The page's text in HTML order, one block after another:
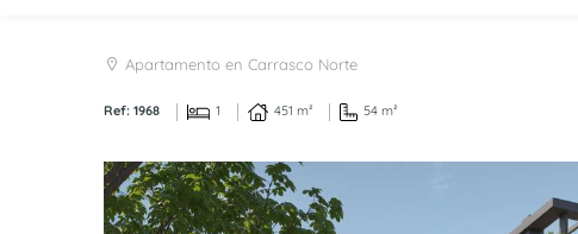
Apartamento en Carrasco Norte
Ref: 1968 1 451 m² 54 m²